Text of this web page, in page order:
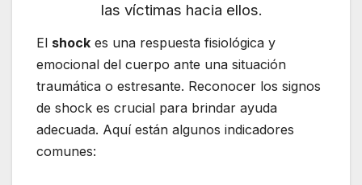
las víctimas hacia ellos.
El shock es una respuesta fisiológica y
emocional del cuerpo ante una situación
traumática o estresante. Reconocer los signos
de shock es crucial para brindar ayuda
adecuada. Aquí están algunos indicadores
comunes: